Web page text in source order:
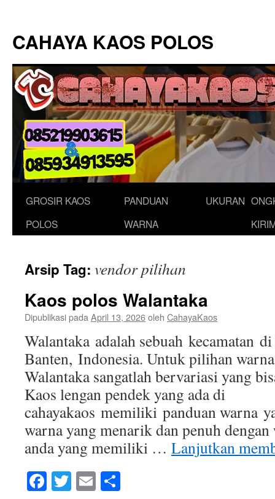
isi
CAHAYA KAOS POLOS
GROSIR KAOS
POLOS
PANDUAN
WARNA
UKURAN
Arsip Tag: vendor pilihan
Kaos polos Walantaka
Dipublikasi pada April 13, 2026oleh CahayaKaos
Walantaka adalah sebuah kecamatan
Banten, Indonesia. Untuk pilihan
Walantaka sangatlah bervariasi yang
Kaos lengan pendek yang ada di
cahayakaos memiliki panduan warna
warna yang menarik dan penuh
anda yang memiliki … Lanjutkan
Facebook
Twitter
Email